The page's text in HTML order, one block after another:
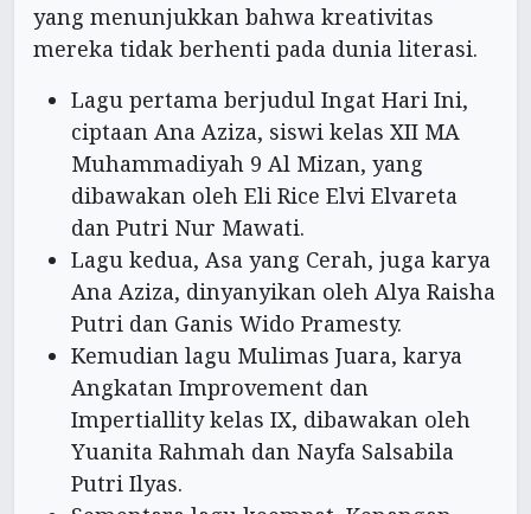
yang menunjukkan bahwa kreativitas
mereka tidak berhenti pada dunia literasi.
Lagu pertama berjudul Ingat Hari Ini,
ciptaan Ana Aziza, siswi kelas XII MA
Muhammadiyah 9 Al Mizan, yang
dibawakan oleh Eli Rice Elvi Elvareta
dan Putri Nur Mawati.
Lagu kedua, Asa yang Cerah, juga karya
Ana Aziza, dinyanyikan oleh Alya Raisha
Putri dan Ganis Wido Pramesty.
Kemudian lagu Mulimas Juara, karya
Angkatan Improvement dan
Impertiallity kelas IX, dibawakan oleh
Yuanita Rahmah dan Nayfa Salsabila
Putri Ilyas.